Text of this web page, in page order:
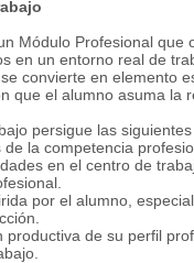
Módulo Profesional que
en un entorno real de
convierte en elemento
que el alumno asuma la
persigue las
la competencia
en el centro de
por el alumno,
de su perfil